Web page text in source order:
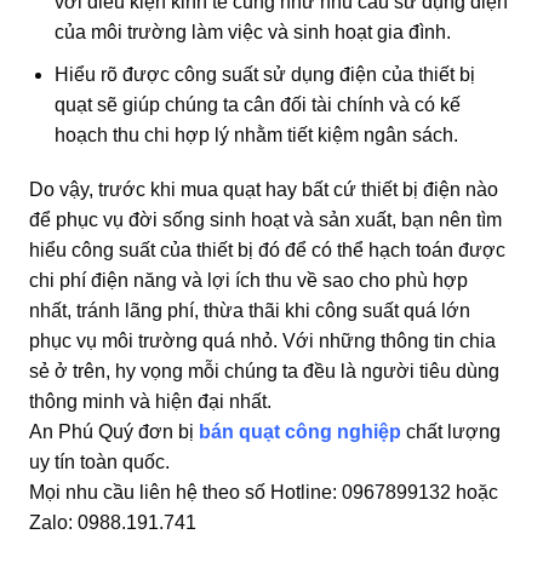
của môi trường làm việc và sinh hoạt gia đình.
Hiểu rõ được công suất sử dụng điện của thiết bị
quạt sẽ giúp chúng ta cân đối tài chính và có kế
hoạch thu chi hợp lý nhằm tiết kiệm ngân sách.
Do vậy, trước khi mua quạt hay bất cứ thiết bị điện nào
để phục vụ đời sống sinh hoạt và sản xuất, bạn nên tìm
hiểu công suất của thiết bị đó để có thể hạch toán được
chi phí điện năng và lợi ích thu về sao cho phù hợp
nhất, tránh lãng phí, thừa thãi khi công suất quá lớn
phục vụ môi trường quá nhỏ. Với những thông tin chia
sẻ ở trên, hy vọng mỗi chúng ta đều là người tiêu dùng
thông minh và hiện đại nhất.
An Phú Quý đơn bị bán quạt công nghiệp chất lượng
uy tín toàn quốc.
Mọi nhu cầu liên hệ theo số Hotline: 0967899132 hoặc
Zalo: 0988.191.741